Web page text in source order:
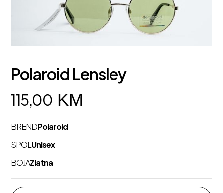
Polaroid Lensley
115,00 KM
BRENDPolaroid
SPOL Unisex
BOJAZlatna